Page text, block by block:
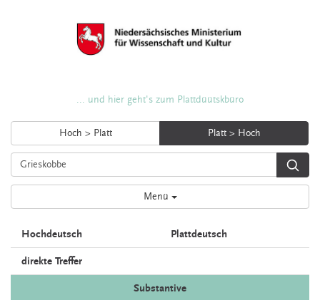
... und hier geht's zum Plattdüütskbüro
Hoch > Platt Platt > Hoch
Menü
Hochdeutsch Plattdeutsch
direkte Treffer
Substantive